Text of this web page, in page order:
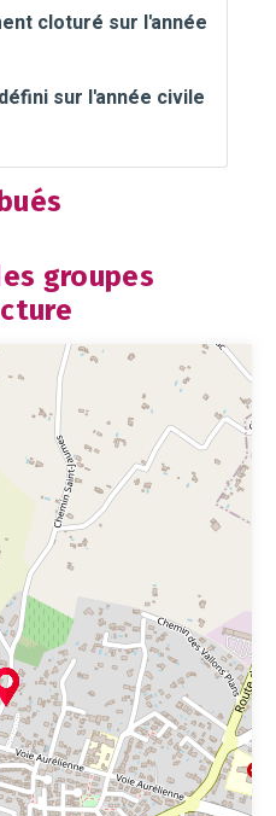
cloturé sur l'année
sur l'année civile
groupes